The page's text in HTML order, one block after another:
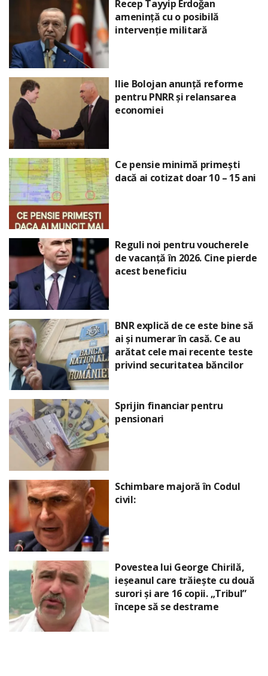
Recep Tayyip Erdoğan
amenință cu o posibilă
intervenție militară
Ilie Bolojan anunță reforme
pentru PNRR și relansarea
economiei
Ce pensie minimă primești
dacă ai cotizat doar 10 – 15 ani
Reguli noi pentru voucherele
de vacanță în 2026. Cine pierde
acest beneficiu
BNR explică de ce este bine să
ai și numerar în casă. Ce au
arătat cele mai recente teste
privind securitatea băncilor
Sprijin financiar pentru
pensionari
Schimbare majoră în Codul
civil:
Povestea lui George Chirilă,
ieșeanul care trăiește cu două
surori și are 16 copii. „Tribul”
începe să se destrame